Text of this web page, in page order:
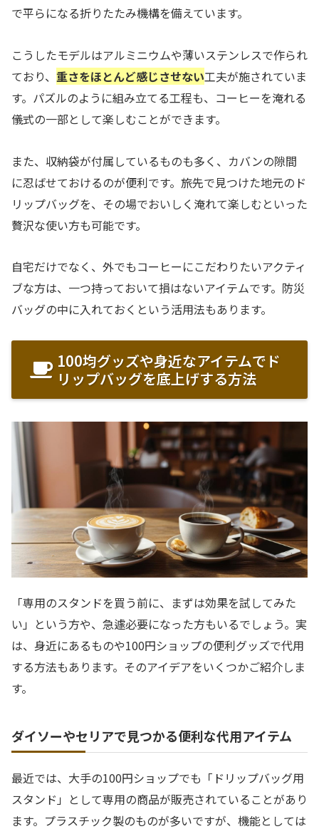
で平らになる折りたたみ機構を備えています。
こうしたモデルはアルミニウムや薄いステンレスで作られ
ており、 重さをほとんど感じさせない工夫が施されていま
す。パズルのように組み立てる工程も、コーヒーを淹れる
儀式の一部として楽しむことができます。
また、収納袋が付属しているものも多く、カバンの隙間
に忍ばせておけるのが便利です。旅先で見つけた地元のド
リップバッグを、その場でおいしく淹れて楽しむといった
贅沢な使い方も可能です。
自宅だけでなく、外でもコーヒーにこだわりたいアクティ
ブな方は、一つ持っておいて損はないアイテムです。防災
バッグの中に入れておくという活用法もあります。
100均グッズや身近なアイテムでド
リップバッグを底上げする方法
「専用のスタンドを買う前に、まずは効果を試してみた
い」という方や、急遽必要になった方もいるでしょう。実
は、身近にあるものや100円ショップの便利グッズで代用
する方法もあります。そのアイデアをいくつかご紹介しま
す。
ダイソーやセリアで見つかる便利な代用アイテム
最近では、大手の100円ショップでも「ドリップバッグ用
スタンド」として専用の商品が販売されていることがあり
ます。プラスチック製のものが多いですが、機能としては